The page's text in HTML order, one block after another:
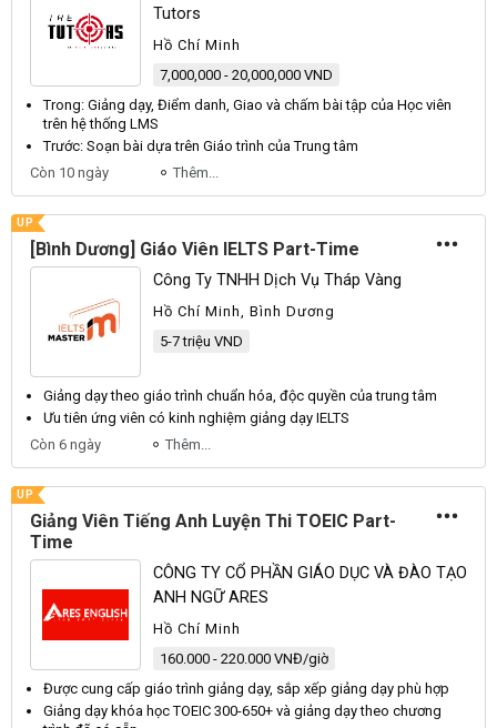
Tutors
Hồ Chí Minh
7,000,000 - 20,000,000 VND
Trong: Giảng dạy, Điểm danh, Giao và chấm bài tập của Học viên
trên hệ thống LMS
Trước: Soạn bài dựa trên Giáo trình của Trung tâm
Còn 10 ngày
Thêm...
UP
[Bình Dương] Giáo Viên IELTS Part-Time
Công Ty TNHH Dịch Vụ Tháp Vàng
Hồ Chí Minh, Bình Dương
5-7 triệu VND
Giảng dạytheo giáo trình chuẩn hóa, độc quyền của trung tâm
Ưu tiên ứng viên có kinh nghiệm giảng dạy IELTS
Còn 6 ngày
Thêm...
UP
Giảng Viên Tiếng Anh Luyện Thi TOEIC Part-
Time
CÔNG TY CỔ PHẦN GIÁO DỤC VÀ ĐÀO TẠO
ANH NGỮ ARES
Hồ Chí Minh
160.000 - 220.000 VNĐ/giờ
Được cung cấp giáo trình giảng dạy, sắp xếp giảng dạy phù hợp
Giảng dạy khóa học TOEIC 300-650+ và giảng dạytheo chương